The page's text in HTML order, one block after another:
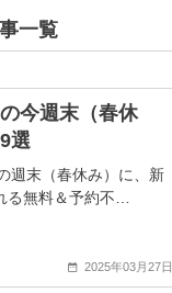
一覧
今週末（春休
選
週末（春休み）に、新
る無料＆予約不…
2025年03月27日